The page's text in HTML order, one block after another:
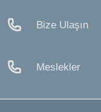
Bize Ulaşın
Meslekler